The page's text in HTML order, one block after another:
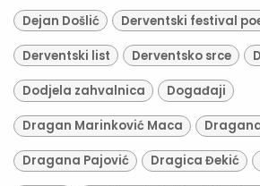
Dejan Došlić Derventski festival
Derventski list Derventsko srce
Dodjela zahvalnica Događaji
Dragan Marinković Maca
Dragana Pajović Dragica Đekić